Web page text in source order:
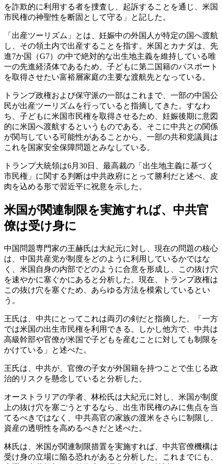
を詐欺的に利用する者を捜査し、起訴することを通じ、米国
市民権の神聖性を断固として守る」と記した。
「出産ツーリズム」とは、妊娠中の外国人が特定の国へ渡航
し、その領土内で出産することを指す。米国とカナダは、先
進7か国（G7）の中で絶対的な出生地主義を維持している唯
一の先進経済体であるため、子どもに第二国籍のパスポート
を取得させたい富裕層家庭の主要な渡航先となっている。
トランプ政権および保守派の一部はこれまで、一部の中国公
民が出産ツーリズムを行っていると指摘してきた。すなわ
ち、子どもに米国市民権を取得させるため、妊娠後期に意図
的に米国へ渡航するというものである。そこに中共との関係
が関与している可能性があることから、一部の共和党議員は
これを国家安全保障問題とみなしている。
トランプ大統領は6月30日、最高裁の「出生地主義に基づく
市民権」に関する判断は中共政府にとって勝利だと述べ、皮
肉を込める形で習近平に祝意を示した。
米国が関連制限を実施すれば、中共官
僚は受け身に
中国問題専門家の王赫氏は大紀元に対し、現在の問題の核心
は、中国共産党が制度をどのように利用しているかではな
く、米国自身の内部でどのように合意を形成し、この抜け穴
を速やかに塞ぐかにあると分析した。現在、トランプ政権は
この抜け穴を塞ぐため、あらゆる方法を模索しているとい
う。
王氏は、中共にとってこれは両刃の剣だと指摘した。「一方
では米国の出生市民権を利用できる。しかし他方で、中共は
高級幹部や官僚が米国で子どもを産むことに対しても制限を
かけている」と述べた。
王氏は、中共が、官僚の子女が外国籍を持つことで生じる政
治的リスクを懸念していると分析した。
オーストラリアの学者、林松氏は大紀元に対し、米国が制度
上の抜け穴を塞ごうとするなら、出生市民権のみに焦点を当
てるべきではなく、中共高官の家族の渡米をさらに制限し、
資産の透明性を高めるべきだと述べた。
林氏は、米国が関連制限措置を実施すれば、中共官僚機構は
受け身の立場に陥る恐れがあると分析した。これまでにも、